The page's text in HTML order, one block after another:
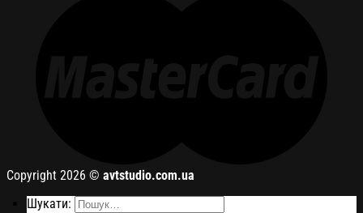
Copyright 2026 © avtstudio.com.ua
Шукати: